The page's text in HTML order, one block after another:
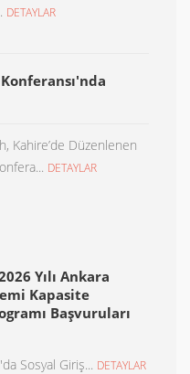
DETAYLAR
Kahire’de Düzenlenen
DETAYLAR
Yılı Ankara
Kapasite
Başvuruları
Sosyal Giriş... DETAYLAR